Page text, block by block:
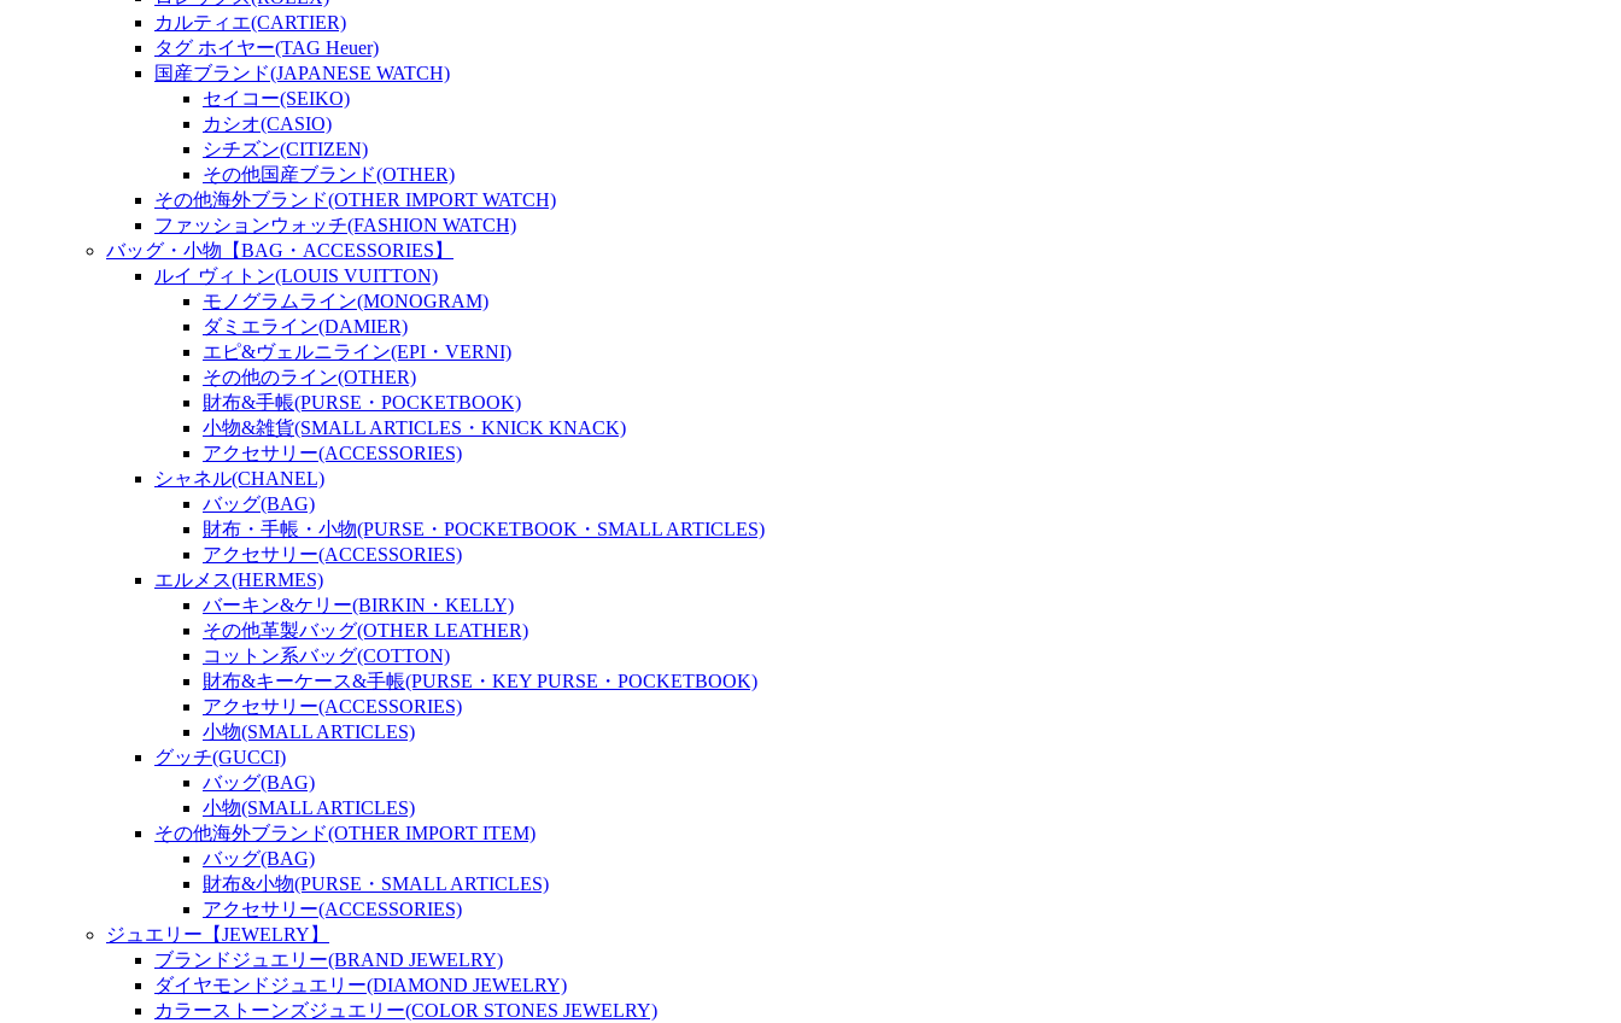
カルティエ(CARTIER)
タグ ホイヤー(TAG Heuer)
国産ブランド(JAPANESE WATCH)
セイコー(SEIKO)
カシオ(CASIO)
シチズン(CITIZEN)
その他国産ブランド(OTHER)
その他海外ブランド(OTHER IMPORT WATCH)
ファッションウォッチ(FASHION WATCH)
バッグ・小物【BAG・ACCESSORIES】
ルイ ヴィトン(LOUIS VUITTON)
モノグラムライン(MONOGRAM)
ダミエライン(DAMIER)
エピ&ヴェルニライン(EPI・VERNI)
その他のライン(OTHER)
財布&手帳(PURSE・POCKETBOOK)
小物&雑貨(SMALL ARTICLES・KNICK KNACK)
アクセサリー(ACCESSORIES)
シャネル(CHANEL)
バッグ(BAG)
財布・手帳・小物(PURSE・POCKETBOOK・SMALL ARTICLES)
アクセサリー(ACCESSORIES)
エルメス(HERMES)
バーキン&ケリー(BIRKIN・KELLY)
その他革製バッグ(OTHER LEATHER)
コットン系バッグ(COTTON)
財布&キーケース&手帳(PURSE・KEY PURSE・POCKETBOOK)
アクセサリー(ACCESSORIES)
小物(SMALL ARTICLES)
グッチ(GUCCI)
バッグ(BAG)
小物(SMALL ARTICLES)
その他海外ブランド(OTHER IMPORT ITEM)
バッグ(BAG)
財布&小物(PURSE・SMALL ARTICLES)
アクセサリー(ACCESSORIES)
ジュエリー【JEWELRY】
ブランドジュエリー(BRAND JEWELRY)
ダイヤモンドジュエリー(DIAMOND JEWELRY)
カラーストーンズジュエリー(COLOR STONES JEWELRY)